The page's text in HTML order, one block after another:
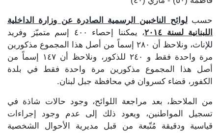
حسبلوائح الناخبين الرسمية الصادرة عن وزارة الداخلية
اللبنانية لسنة ٢٠١٤
، يمكننا إحصاء ٤٠٠ إسم متميّز وفريد
للإناث، ونلاحظ أن ٢٨٠ إسماً من أصل هذا المجموع مذكورين
مرة واحدة فقط و ٢٤٠ للذكور، ونلاحظ أن ١٤٧ إسماً من
أصل هذا المجموع مذكورين مرة واحدة فقط في بلدة
الكفور، قضاء كسروان في محافظة جبل لبنان.
من الملاحظ، بعد مراجعة اللوائح، وجود حالات شاذة في
تسجيل المواطنين، ويعود ذلك إلى عدم وجود إجراءات
قياسية ودقيقة مُتّبعة من قبل مديرية الأحوال الشخصية